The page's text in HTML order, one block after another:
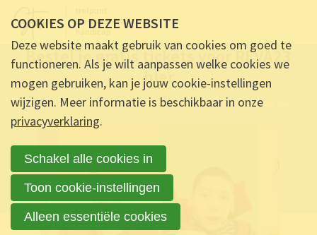
Bestel je gratis tickets voor REVA23
hier
Ontmoet & Deel Bestel je gratis tickets voor REVA23 hier
COOKIES OP DEZE WEBSITE
Deze website maakt gebruik van cookies om goed te
functioneren. Als je wilt aanpassen welke cookies we
mogen gebruiken, kan je jouw cookie-instellingen
wijzigen. Meer informatie is beschikbaar in onze
privacyverklaring.
Schakel alle cookies in
Toon cookie-instellingen
Alleen essentiële cookies